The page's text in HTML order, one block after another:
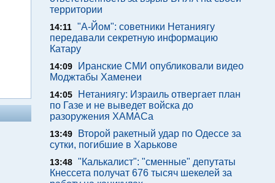
территории
14:11 "А-Йом": советники Нетаниягу
передавали секретную информацию
Катару
14:09
Иранские СМИ опубликовали видео
Моджтабы Хаменеи
14:05
Нетаниягу: Израиль отвергает план
по Газе и не выведет войска до
разоружения ХАМАСа
13:49
Второй ракетный удар по Одессе за
сутки, погибшие в Харькове
13:48 "Калькалист": "сменные" депутаты
Кнессета получат 676 тысяч шекелей за